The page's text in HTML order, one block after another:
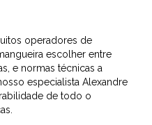
operadores de
escolher entre
e normas técnicas a
especialista Alexandre
de todo o